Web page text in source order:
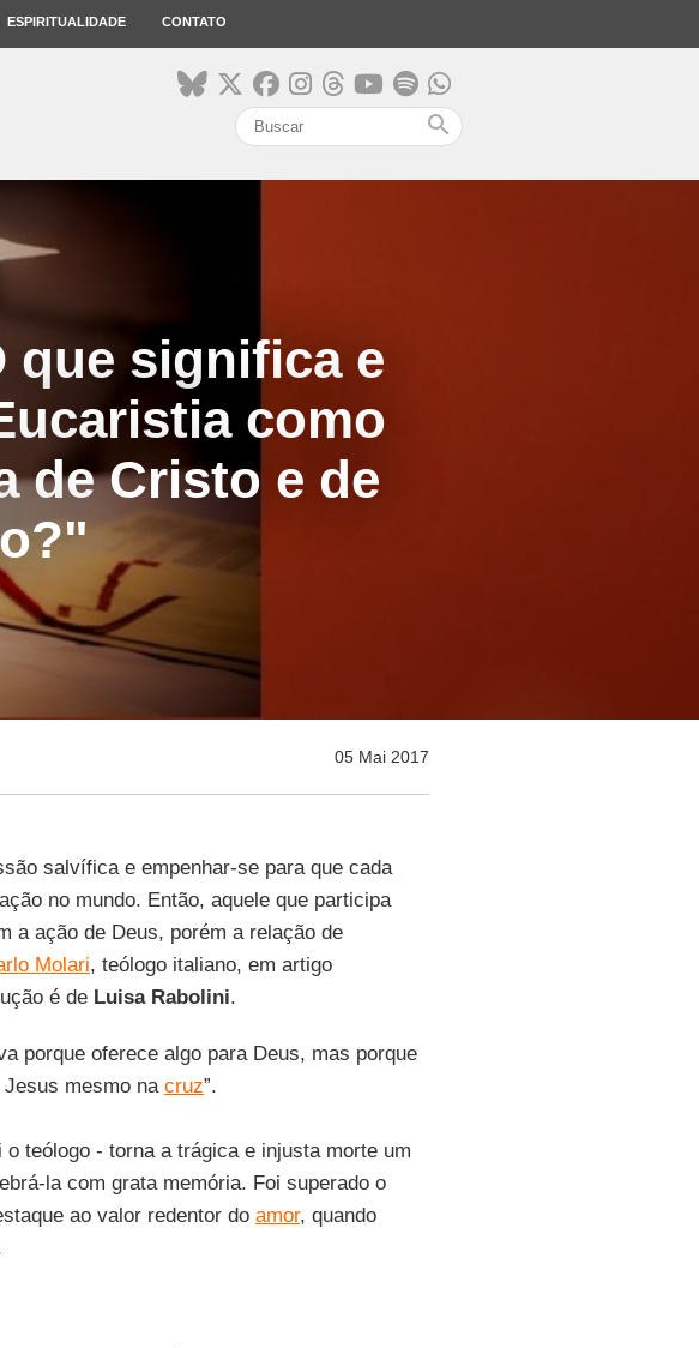
ESPIRITUALIDADE CONTATO
search
que significa e
como
de Cristo e de
05 Mai 2017
salvífica e empenhar-se para que cada
no mundo. Então, aquele que participa
a ação de Deus, porém a relação de
Molari, teólogo italiano, em artigo
é de Luisa Rabolini.
porque oferece algo para Deus, mas porque
mesmo na cruz”.
teólogo - torna a trágica e injusta morte um
la com grata memória. Foi superado o
ao valor redentor do amor, quando